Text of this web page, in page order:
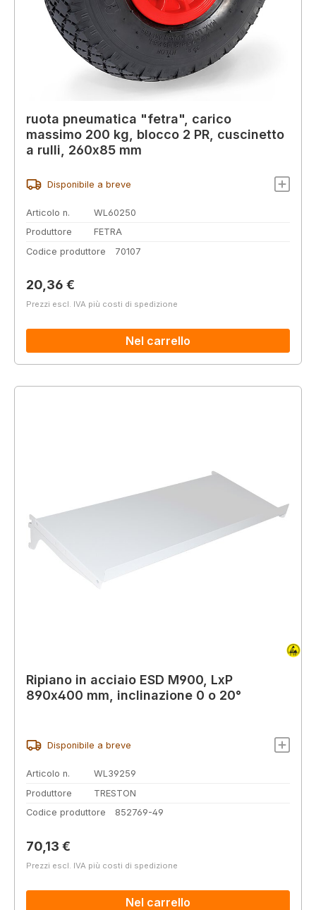
ruota pneumatica "fetra", carico
massimo 200 kg, blocco 2 PR, cuscinetto
a rulli, 260x85 mm
Disponibile a breve
Articolo n.
WL60250
Produttore
FETRA
Codice produttore
70107
Prezzo normale:
20,36 €
Prezzi escl. IVA più costi di spedizione
Nel carrello
Ripiano in acciaio ESD M900, LxP
890x400 mm, inclinazione 0 o 20°
Disponibile a breve
Articolo n.
WL39259
Produttore
TRESTON
Codice produttore
852769-49
Prezzo normale:
70,13 €
Prezzi escl. IVA più costi di spedizione
Nel carrello